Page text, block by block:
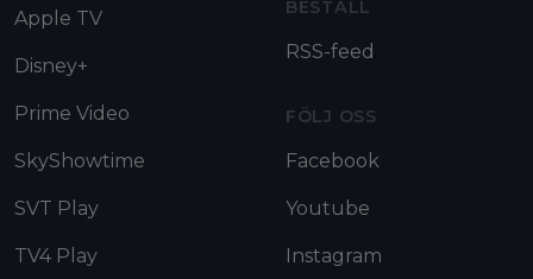
Apple TV
Disney+
Prime Video
SkyShowtime
SVT Play
TV4 Play
BESTÄLL
RSS-feed
FÖLJ OSS
Facebook
Youtube
Instagram